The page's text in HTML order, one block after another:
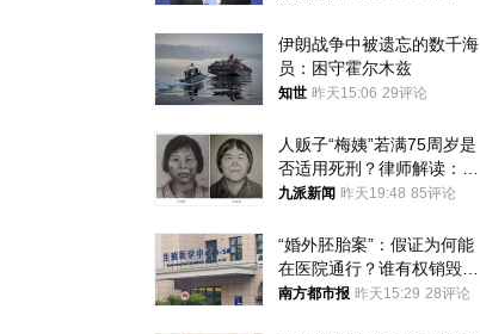
伊朗战争中被遗忘的数千海
员：困守霍尔木兹
知世 昨天15:06 29评论
人贩子“梅姨”若满75周岁是
否适用死刑？律师解读：很
大概率不会被判处死刑
九派新闻 昨天19:48 85评论
“婚外胚胎案”：假证为何能
在医院通行？谁有权销毁胚
胎？
南方都市报 昨天15:29 28评论